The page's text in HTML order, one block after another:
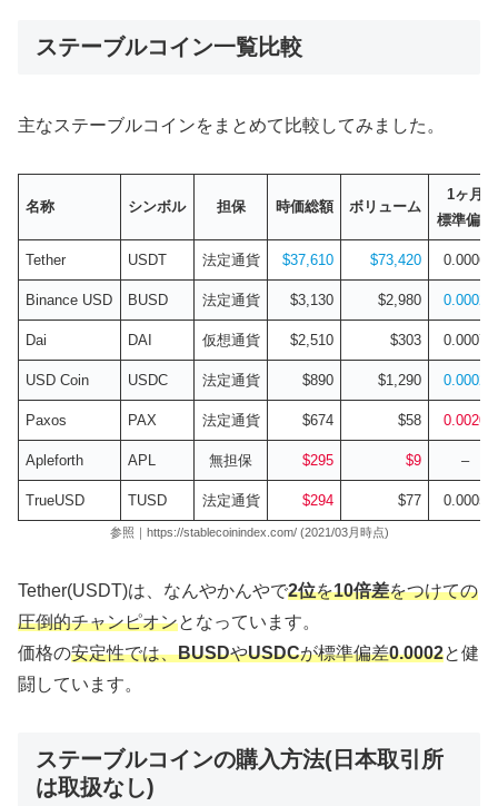
ステーブルコイン一覧比較
主なステーブルコインをまとめて比較してみました。
名称 シンボル 担保 時価総額 ボリューム
1ヶ月
標準偏差
Tether USDT 法定通貨 $37,610 $73,420 0.0006
Binance USD BUSD 法定通貨 $3,130 $2,980 0.0002
Dai DAI 仮想通貨 $2,510 $303 0.0007
USD Coin USDC 法定通貨 $890 $1,290 0.0002
Paxos PAX 法定通貨 $674 $58 0.0020
Apleforth APL 無担保 $295 $9 –
TrueUSD TUSD 法定通貨 $294 $77 0.0005
参照｜https://stablecoinindex.com/ (2021/03月時点)
Tether(USDT)は、なんやかんやで2位を10倍差をつけての
圧倒的チャンピオンとなっています。
価格の安定性では、BUSDやUSDCが標準偏差0.0002と健
闘しています。
ステーブルコインの購入方法(日本取引所
は取扱なし)